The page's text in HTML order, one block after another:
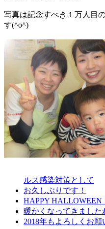
写真は記念すべき１万人目
す(^o^)
ルス感染対策として
お久しぶりです！
HAPPY HALLOWEEN
暖かくなってきました
2018年もよろしくお願